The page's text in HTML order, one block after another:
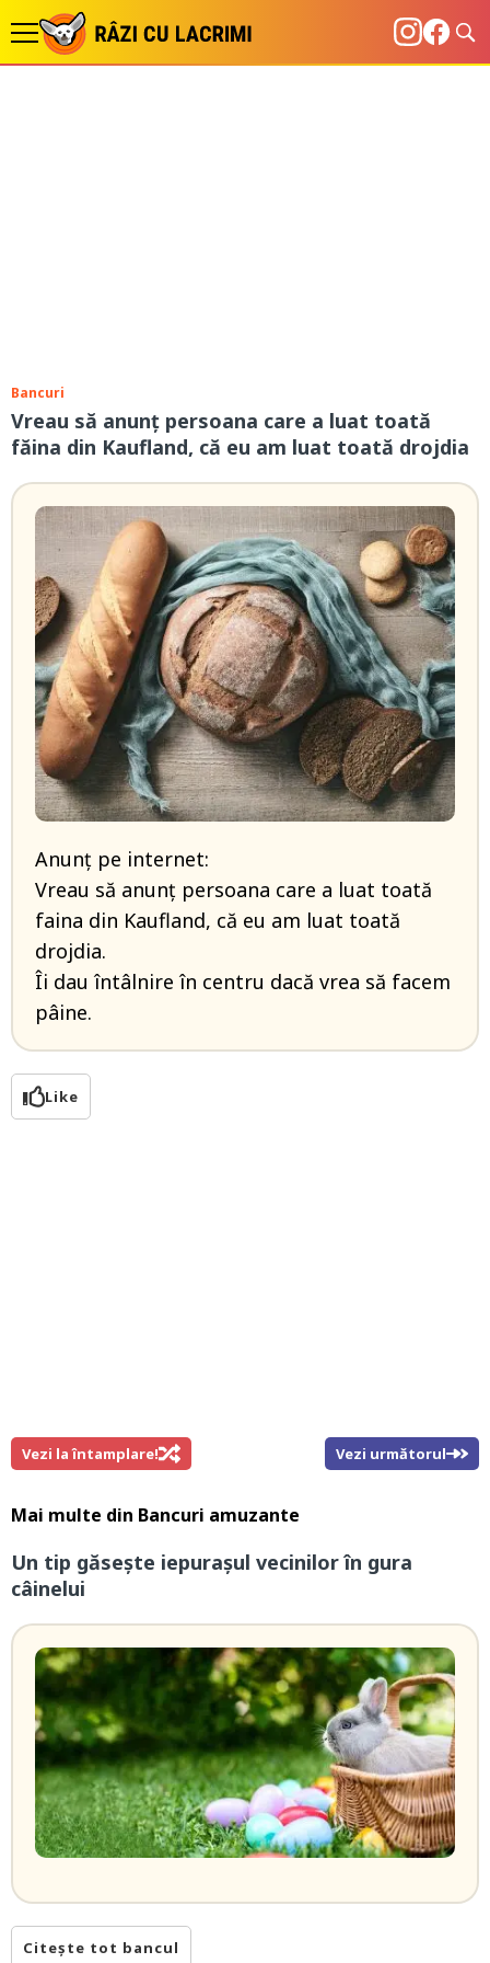
Bancuri
Vreau să anunț persoana care a luat toată
făina din Kaufland, că eu am luat toată drojdia
Anunț pe internet:
Vreau să anunț persoana care a luat toată
faina din Kaufland, că eu am luat toată
drojdia.
Îi dau întâlnire în centru dacă vrea să facem
pâine.
Like
Vezi la întamplare! Vezi următorul
Mai multe din Bancuri amuzante
Un tip găsește iepurașul vecinilor în gura
câinelui
Citește tot bancul